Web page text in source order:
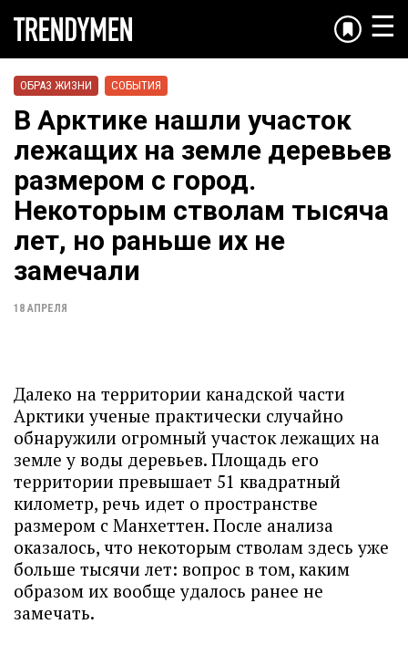
☰
ОБРАЗ ЖИЗНИ СОБЫТИЯ
В Арктике нашли участок
лежащих на земле деревьев
размером с город.
Некоторым стволам тысяча
лет, но раньше их не
замечали
18 АПРЕЛЯ
Далеко на территории канадской части
Арктики ученые практически случайно
обнаружили огромный участок лежащих на
земле у воды деревьев. Площадь его
территории превышает 51 квадратный
километр, речь идет о пространстве
размером с Манхеттен. После анализа
оказалось, что некоторым стволам здесь уже
больше тысячи лет: вопрос в том, каким
образом их вообще удалось ранее не
замечать.